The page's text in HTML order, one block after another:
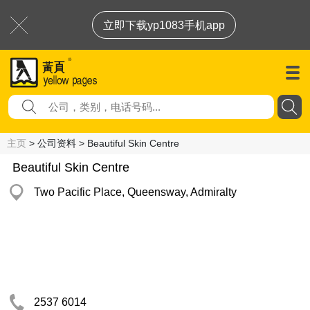
立即下载yp1083手机app
主页 > 公司资料 > Beautiful Skin Centre
Beautiful Skin Centre
Two Pacific Place, Queensway, Admiralty
2537 6014